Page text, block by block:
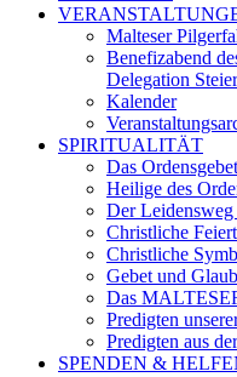
Malteser
Benefizabend
Delegation
Kalender
SPIRITUALITÄT
Das Ordensgebet
Heilige des
Der Leidensweg
Christliche
Christliche
Gebet und
Das
Predigten
Predigten aus
SPENDEN &